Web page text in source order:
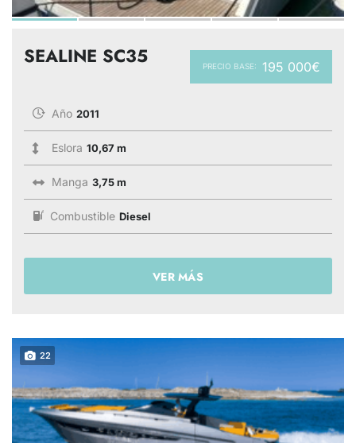
PRECIO BASE: 195 000€
SEALINE SC35
Año 2011
Eslora 10,67 m
Manga 3,75 m
Combustible Diesel
VER MÁS
22